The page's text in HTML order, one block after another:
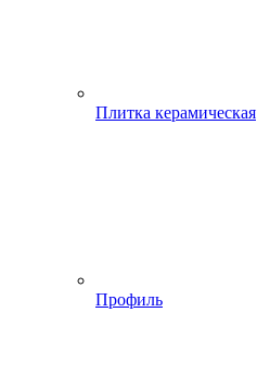
Плитка керамическая
Профиль